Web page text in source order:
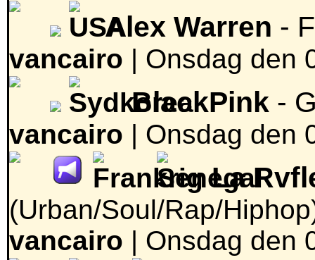
Alex Warren -
vancairo | Onsdag den
BlackPink -
vancairo | Onsdag den
La
(Urban/Soul/Rap/
vancairo | Onsdag den